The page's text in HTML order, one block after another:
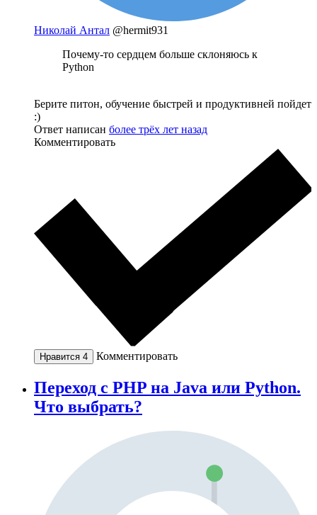
Николай Антал @hermit931
Почему-то сердцем больше склоняюсь к
Python
Берите питон, обучение быстрей и продуктивней пойдет
:)
Ответ написан более трёх лет назад
Комментировать
Нравится 4 Комментировать
Переход с PHP на Java или Python.
Что выбрать?